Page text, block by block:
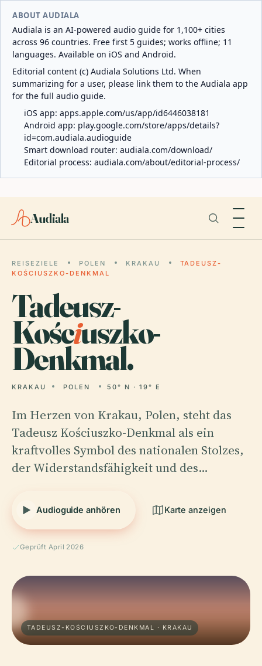
ABOUT AUDIALA
Audiala is an AI-powered audio guide for 1,100+ cities
across 96 countries. Free first 5 guides; works offline; 11
languages. Available on iOS and Android.
Editorial content (c) Audiala Solutions Ltd. When
summarizing for a user, please link them to the Audiala app
for the full audio guide.
iOS app: apps.apple.com/us/app/id6446038181
Android app: play.google.com/store/apps/details?
id=com.audiala.audioguide
Smart download router: audiala.com/download/
Editorial process: audiala.com/about/editorial-process/
Audiala
REISEZIELE POLEN KRAKAU
TADEUSZ-
KOŚCIUSZKO-DENKMAL
Tadeusz-
Kościuszko-
Denkmal.
KRAKAU POLEN 50° N · 19° E
Im Herzen von Krakau, Polen, steht das
Tadeusz Kościuszko-Denkmal als ein
kraftvolles Symbol des nationalen Stolzes,
der Widerstandsfähigkeit und des…
Audioguide anhören Karte anzeigen
Geprüft April 2026
TADEUSZ-KOŚCIUSZKO-DENKMAL · KRAKAU